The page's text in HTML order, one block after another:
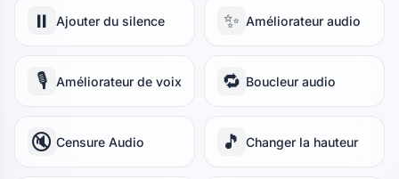
⏸️ Ajouter du silence ✨ Améliorateur audio
🎙️ Améliorateur de voix 🔁 Boucleur audio
🔇 Censure Audio 🎵 Changer la hauteur